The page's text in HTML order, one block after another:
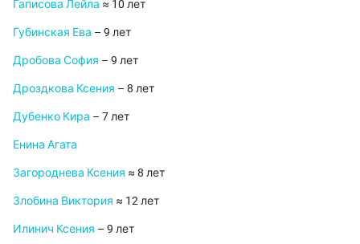
Гаписова Лейла ≈ 10 лет
Губинская Ева – 9 лет
Дробова София – 9 лет
Дроздкова Ксения – 8 лет
Дубенко Кира – 7 лет
Енина Агата
Загороднева Ксения ≈ 8 лет
Злобина Виктория ≈ 12 лет
Илинич Ксения – 9 лет